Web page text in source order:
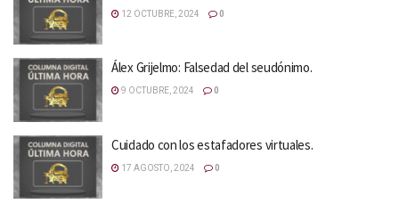
12 OCTUBRE, 2024 0
Álex Grijelmo: Falsedad del seudónimo.
9 OCTUBRE, 2024 0
Cuidado con los estafadores virtuales.
17 AGOSTO, 2024 0